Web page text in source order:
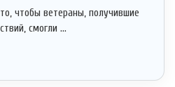
чтобы ветераны, получившие
смогли ...